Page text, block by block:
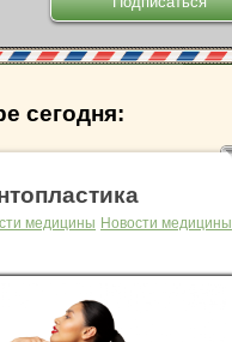
сегодня:
медицины Новости медицины